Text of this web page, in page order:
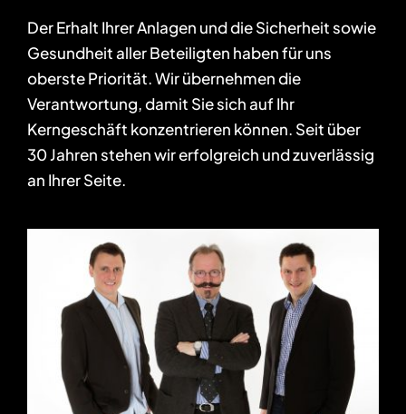
Der Erhalt Ihrer Anlagen und die Sicherheit sowie
Gesundheit aller Beteiligten haben für uns
oberste Priorität. Wir übernehmen die
Verantwortung, damit Sie sich auf Ihr
Kerngeschäft konzentrieren können. Seit über
30 Jahren stehen wir erfolgreich und zuverlässig
an Ihrer Seite.